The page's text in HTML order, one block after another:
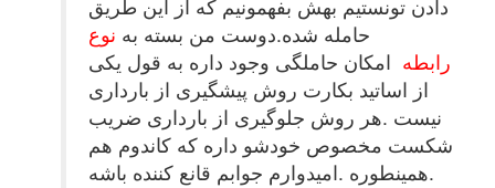
دادن تونستیم بهش بفهمونیم که از این طریق
حامله شده.دوست من بسته به نوع
رابطه امکان حاملگی وجود داره به قول یکی
از اساتید بکارت روش پیشگیری از بارداری
نیست .هر روش جلوگیری از بارداری ضریب
شکست مخصوص خودشو داره که کاندوم هم
همینطوره .امیدوارم جوابم قانع کننده باشه.